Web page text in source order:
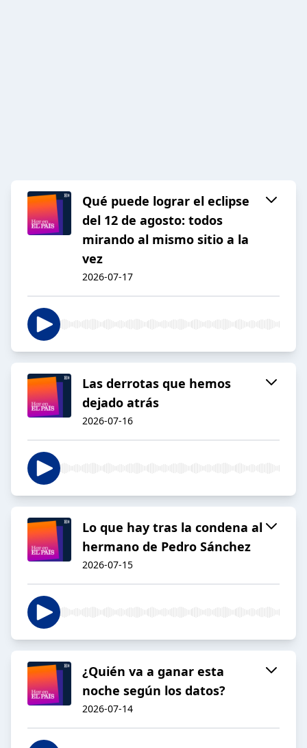
Qué puede lograr el eclipse
del 12 de agosto: todos
mirando al mismo sitio a la
vez
2026-07-17
Las derrotas que hemos
dejado atrás
2026-07-16
Lo que hay tras la condena al
hermano de Pedro Sánchez
2026-07-15
¿Quién va a ganar esta
noche según los datos?
2026-07-14